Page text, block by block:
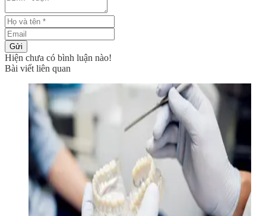
Gửi
Hiện chưa có bình luận nào!
Bài viết liên quan